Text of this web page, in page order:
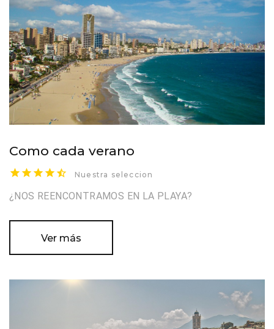
Como cada verano
Nuestra seleccion
¿NOS REENCONTRAMOS EN LA PLAYA?
Ver más